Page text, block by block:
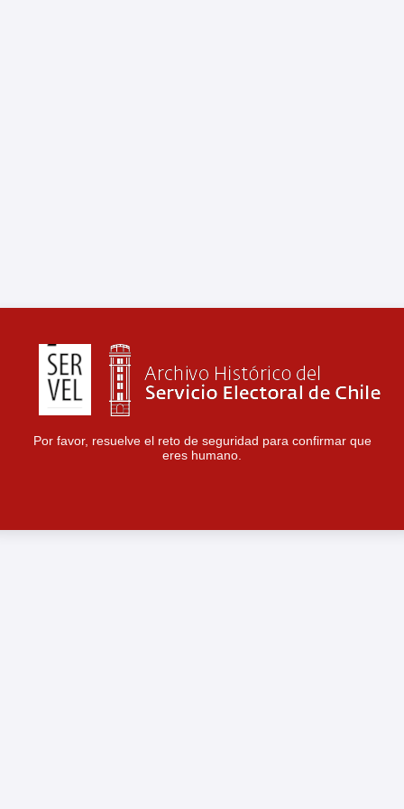
Por favor, resuelve el reto de seguridad para confirmar que
eres humano.